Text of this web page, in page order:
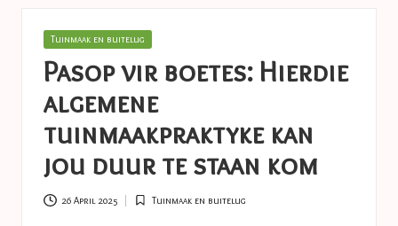
o
n
n
e
s
a
s
Posted
Tuinmaak en buitelug
Pasop vir boetes: Hierdie
algemene
tuinmaakpraktyke kan
jou duur te staan ​​kom
26 April 2025
Posted
Tuinmaak en buitelug